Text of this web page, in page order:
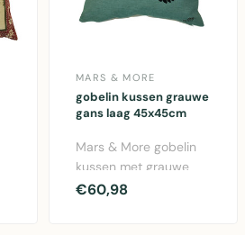
MARS & MORE
gobelin kussen grauwe
gans laag 45x45cm
Mars & More gobelin
kussen met grauwe
gans motief. Afmeting
€60,98